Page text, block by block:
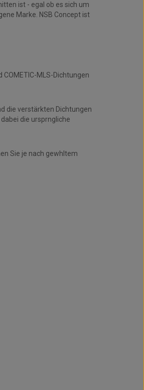
ist - egal ob es sich um
Marke. NSB Concept ist
COMETIC-MLS-Dichtungen
die verstärkten Dichtungen
die ursprngliche
Sie je nach gewhltem